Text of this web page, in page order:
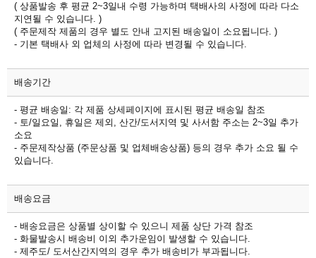
( 상품발송 후 평균 2~3일내 수령 가능하며 택배사의 사정에 따라 다소
지연될 수 있습니다. )
( 주문제작 제품의 경우 별도 안내 고지된 배송일이 소요됩니다. )
- 기본 택배사 외 업체의 사정에 따라 변경될 수 있습니다.
배송기간
- 평균 배송일: 각 제품 상세페이지에 표시된 평균 배송일 참조
- 토/일요일, 휴일은 제외, 산간/도서지역 및 사서함 주소는 2~3일 추가
소요
- 주문제작상품 (주문상품 및 업체배송상품) 등의 경우 추가 소요 될 수
있습니다.
배송요금
- 배송요금은 상품별 상이할 수 있으니 제품 상단 가격 참조
- 화물발송시 배송비 이외 추가운임이 발생할 수 있습니다.
- 제주도/ 도서산간지역의 경우 추가 배송비가 부과됩니다.